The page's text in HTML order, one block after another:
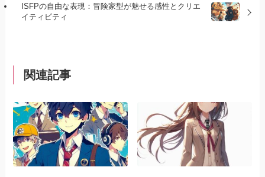
ISFPの自由な表現：冒険家型が魅せる感性とクリエ
イティビティ
関連記事